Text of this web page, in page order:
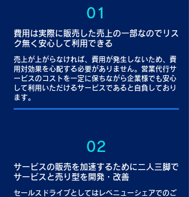
01
​費用は実際に販売した売上の一部なのでリス
ク無く安心して利用できる
売上が上がらなければ、費用が発生しないため、費
用対効果を心配する必要がありません。営業代行サ
ービスのコストを一定に保ちながら企業様でも安心
して利用いただけるサービスであると自負しており
ます。
02
サービスの販売を加速するために二人三脚で
サービスと売り型を開発・改善
セールスドライブとしてはレベニューシェアでのご